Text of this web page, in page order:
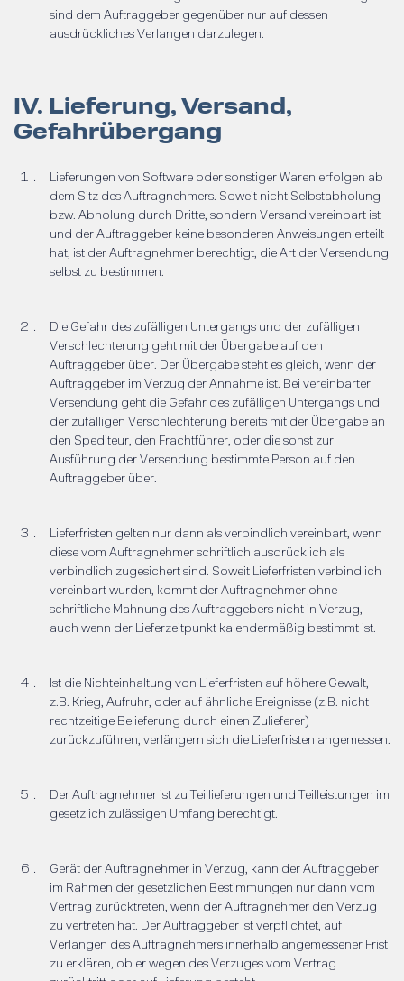
sind dem Auftraggeber gegenüber nur auf dessen
ausdrückliches Verlangen darzulegen.
IV. Lieferung, Versand,
Gefahrübergang
Lieferungen von Software oder sonstiger Waren erfolgen ab
dem Sitz des Auftragnehmers. Soweit nicht Selbstabholung
bzw. Abholung durch Dritte, sondern Versand vereinbart ist
und der Auftraggeber keine besonderen Anweisungen erteilt
hat, ist der Auftragnehmer berechtigt, die Art der Versendung
selbst zu bestimmen.
Die Gefahr des zufälligen Untergangs und der zufälligen
Verschlechterung geht mit der Übergabe auf den
Auftraggeber über. Der Übergabe steht es gleich, wenn der
Auftraggeber im Verzug der Annahme ist. Bei vereinbarter
Versendung geht die Gefahr des zufälligen Untergangs und
der zufälligen Verschlechterung bereits mit der Übergabe an
den Spediteur, den Frachtführer, oder die sonst zur
Ausführung der Versendung bestimmte Person auf den
Auftraggeber über.
Lieferfristen gelten nur dann als verbindlich vereinbart, wenn
diese vom Auftragnehmer schriftlich ausdrücklich als
verbindlich zugesichert sind. Soweit Lieferfristen verbindlich
vereinbart wurden, kommt der Auftragnehmer ohne
schriftliche Mahnung des Auftraggebers nicht in Verzug,
auch wenn der Lieferzeitpunkt kalendermäßig bestimmt ist.
Ist die Nichteinhaltung von Lieferfristen auf höhere Gewalt,
z.B. Krieg, Aufruhr, oder auf ähnliche Ereignisse (z.B. nicht
rechtzeitige Belieferung durch einen Zulieferer)
zurückzuführen, verlängern sich die Lieferfristen angemessen.
Der Auftragnehmer ist zu Teillieferungen und Teilleistungen im
gesetzlich zulässigen Umfang berechtigt.
Gerät der Auftragnehmer in Verzug, kann der Auftraggeber
im Rahmen der gesetzlichen Bestimmungen nur dann vom
Vertrag zurücktreten, wenn der Auftragnehmer den Verzug
zu vertreten hat. Der Auftraggeber ist verpflichtet, auf
Verlangen des Auftragnehmers innerhalb angemessener Frist
zu erklären, ob er wegen des Verzuges vom Vertrag